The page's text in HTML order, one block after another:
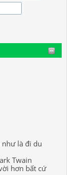
là đi du
Twain
hơn bất cứ